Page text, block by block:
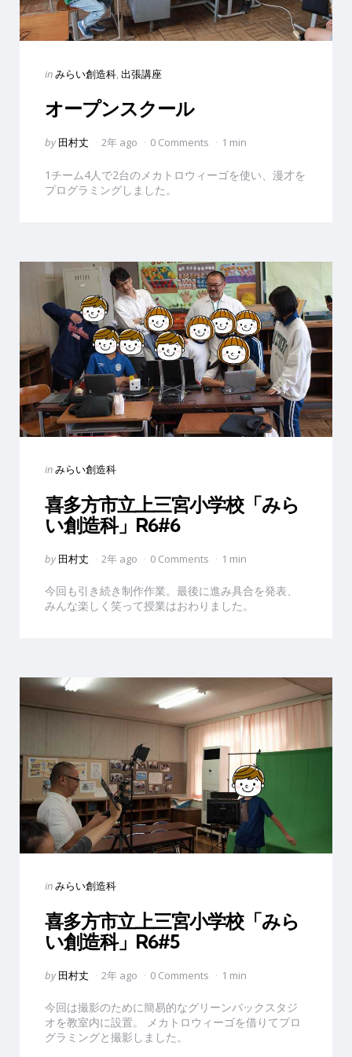
Categories
Posted
inみらい創造科 出張講座
オープンスクール
Posted
by 田村丈 2年 ago 0 Comments 1 min
1チーム4人で2台のメカトロウィーゴを使い、漫才を
プログラミングしました。
Categories
Posted
inみらい創造科
喜多方市立上三宮小学校「みら
い創造科」R6#6
Posted
by 田村丈 2年 ago 0 Comments 1 min
今回も引き続き制作作業。最後に進み具合を発表、
みんな楽しく笑って授業はおわりました。
Categories
Posted
inみらい創造科
喜多方市立上三宮小学校「みら
い創造科」R6#5
Posted
by 田村丈 2年 ago 0 Comments 1 min
今回は撮影のために簡易的なグリーンバックスタジ
オを教室内に設置。 メカトロウィーゴを借りてプロ
グラミングと撮影しました。